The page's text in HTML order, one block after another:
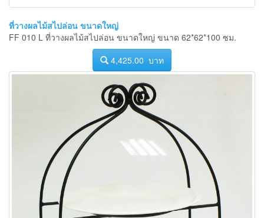
ที่วางผลไม้สไปล่อน ขนาดใหญ่
FF 010 L ที่วางผลไม้สไปล่อน ขนาดใหญ่ ขนาด 62*62*100 ซม.
4,425.00 บาท